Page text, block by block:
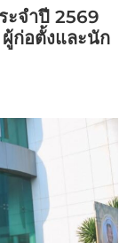
ะจำปี 2569
ก่อตั้งและนัก